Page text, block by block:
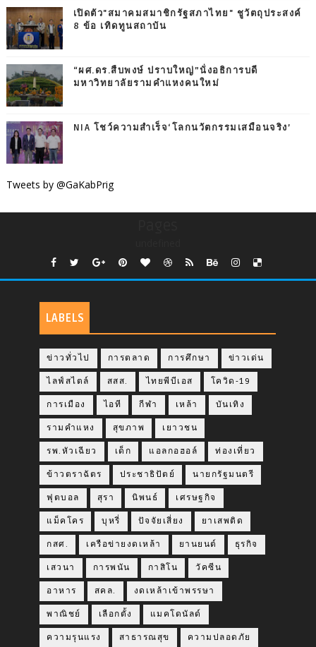
เปิดตัว"สมาคมสมาชิกรัฐสภาไทย" ชูวัตถุประสงค์
8 ข้อ เทิดทูนสถาบัน
“ผศ.ดร.สืบพงษ์ ปราบใหญ่”นั่งอธิการบดี
มหาวิทยาลัยรามคำแหงคนใหม่
NIA โชว์ความสำเร็จ‘โลกนวัตกรรมเสมือนจริง’
Tweets by @GaKabPrig
LABELS
ข่าวทั่วไป การตลาด การศึกษา ข่าวเด่น
ไลฟ์สไตล์ สสส. ไทยพีบีเอส โควิด-19
การเมือง ไอที กีฬา เหล้า บันเทิง
รามคำแหง สุขภาพ เยาวชน
รพ.หัวเฉียว เด็ก แอลกอฮอล์ ท่องเที่ยว
ข้าวตราฉัตร ประชาธิปัตย์ นายกรัฐมนตรี
ฟุตบอล สุรา นิพนธ์ เศรษฐกิจ
แม็คโคร บุหรี่ ปัจจัยเสี่ยง ยาเสพติด
กสศ. เครือข่ายงดเหล้า ยานยนต์ ธุรกิจ
เสวนา การพนัน กาสิโน วัคซีน
อาหาร สคล. งดเหล้าเข้าพรรษา
พาณิชย์ เลือกตั้ง แมคโดนัลด์
ความรุนแรง สาธารณสุข ความปลอดภัย